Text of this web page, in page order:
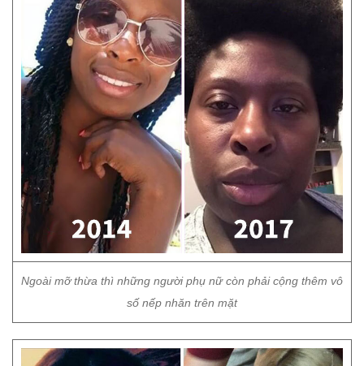
Ngoài mỡ thừa thì những người phụ nữ còn phải cộng thêm vô
số nếp nhăn trên mặt